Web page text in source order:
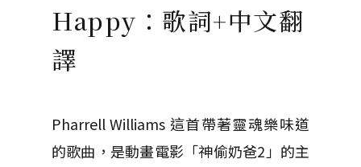
Happy：歌詞+中文翻
譯
Pharrell Williams 這首帶著靈魂樂味道
的歌曲，是動畫電影「神偷奶爸2」的主